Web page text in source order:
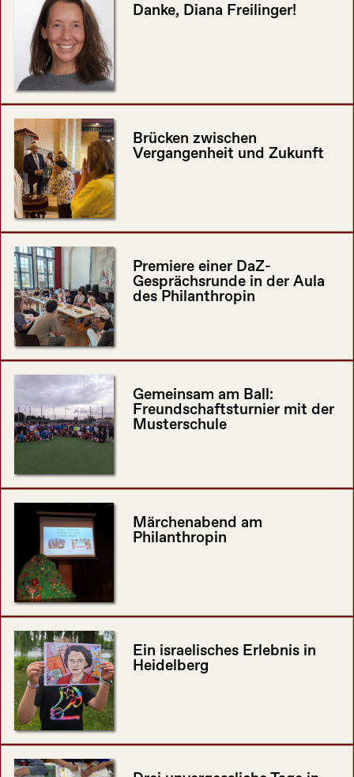
Danke, Diana Freilinger!
Brücken zwischen
Vergangenheit und Zukunft
Premiere einer DaZ-
Gesprächsrunde in der Aula
des Philanthropin
Gemeinsam am Ball:
Freundschaftsturnier mit der
Musterschule
Märchenabend am
Philanthropin
Ein israelisches Erlebnis in
Heidelberg